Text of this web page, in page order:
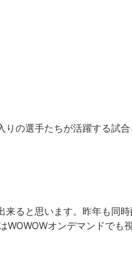
の選手たちが活躍する試合
来ると思います。昨年も同時
オンデマンドでも